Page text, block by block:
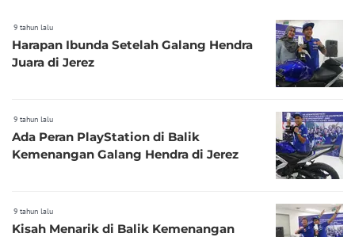
9 tahun lalu
Harapan Ibunda Setelah Galang Hendra
Juara di Jerez
9 tahun lalu
Ada Peran PlayStation di Balik
Kemenangan Galang Hendra di Jerez
9 tahun lalu
Kisah Menarik di Balik Kemenangan